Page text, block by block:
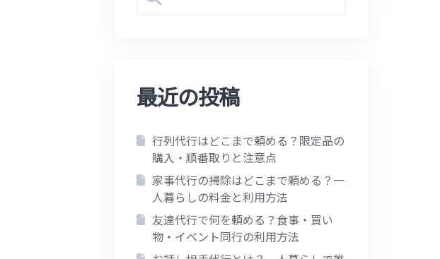
最近の投稿
行列代行はどこまで頼める？限定品の
購入・順番取りと注意点
家事代行の掃除はどこまで頼める？一
人暮らしの料金と利用方法
友達代行で何を頼める？食事・買い
物・イベント同行の利用方法